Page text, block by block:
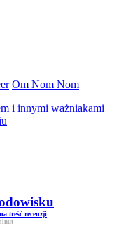
Om Nom Nom
i innymi ważniakami
treść recenzji